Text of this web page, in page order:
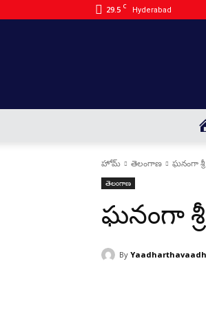
29.5 C Hyderabad
హోమ్ తెలంగాణ ఘనంగా
తెలంగాణ
ఘనంగా
By